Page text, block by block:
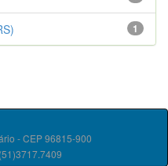
1
- CEP 96815-900